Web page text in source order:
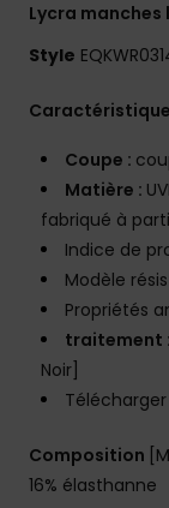
Lycra manches
Style
Coupe :
Matière :
fabriqué à
Indice de
Modèle
Propriétés
traitement :
Noir]
Composition
16% élasthanne